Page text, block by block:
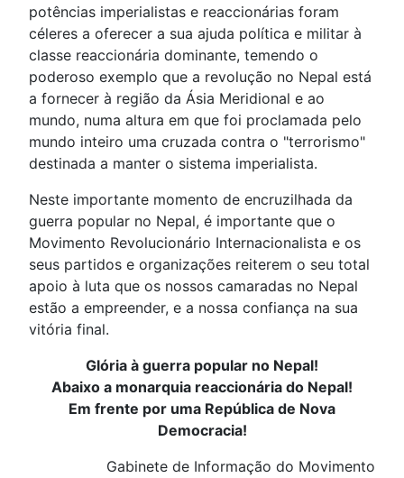
potências imperialistas e reaccionárias foram
céleres a oferecer a sua ajuda política e militar à
classe reaccionária dominante, temendo o
poderoso exemplo que a revolução no Nepal está
a fornecer à região da Ásia Meridional e ao
mundo, numa altura em que foi proclamada pelo
mundo inteiro uma cruzada contra o "terrorismo"
destinada a manter o sistema imperialista.
Neste importante momento de encruzilhada da
guerra popular no Nepal, é importante que o
Movimento Revolucionário Internacionalista e os
seus partidos e organizações reiterem o seu total
apoio à luta que os nossos camaradas no Nepal
estão a empreender, e a nossa confiança na sua
vitória final.
Glória à guerra popular no Nepal!
Abaixo a monarquia reaccionária do Nepal!
Em frente por uma República de Nova
Democracia!
Gabinete de Informação do Movimento